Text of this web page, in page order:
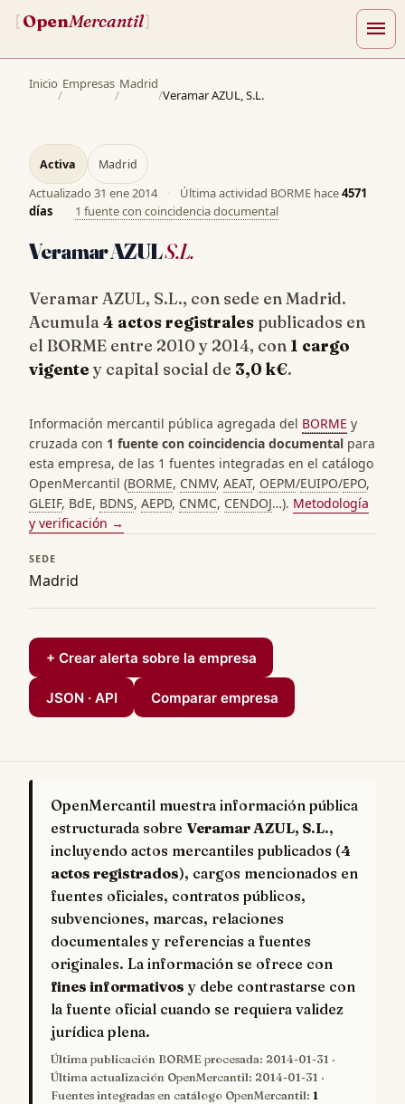
[OpenMercantil] menu
Inicio
/
Empresas
/
Madrid
/Veramar AZUL, S.L.
Activa Madrid
Actualizado 31 ene 2014 · Última actividad BORME hace4571
días
· 1 fuente con coincidencia documental
Veramar AZULS.L.
Veramar AZUL, S.L., con sede en Madrid.
Acumula4 actos registrales publicados en
el BORME entre 2010 y 2014, con 1 cargo
vigente y capital social de 3,0 k€.
Información mercantil pública agregada del BORME y
cruzada con 1 fuente con coincidencia documental para
esta empresa, de las 1 fuentes integradas en el catálogo
OpenMercantil (BORME, CNMV, AEAT, OEPM/EUIPO/EPO,
GLEIF, BdE, BDNS, AEPD, CNMC, CENDOJ…). Metodología
y verificación →
SEDE
Madrid
+ Crear alerta sobre la empresa
JSON · API Comparar empresa
OpenMercantil muestra información pública
estructurada sobre Veramar AZUL, S.L.,
incluyendo actos mercantiles publicados (4
actos registrados), cargos mencionados en
fuentes oficiales, contratos públicos,
subvenciones, marcas, relaciones
documentales y referencias a fuentes
originales. La información se ofrece con
fines informativos y debe contrastarse con
la fuente oficial cuando se requiera validez
jurídica plena.
Última publicación BORME procesada: 2014-01-31 ·
Última actualización OpenMercantil: 2014-01-31 ·
Fuentes integradas en catálogo OpenMercantil: 1